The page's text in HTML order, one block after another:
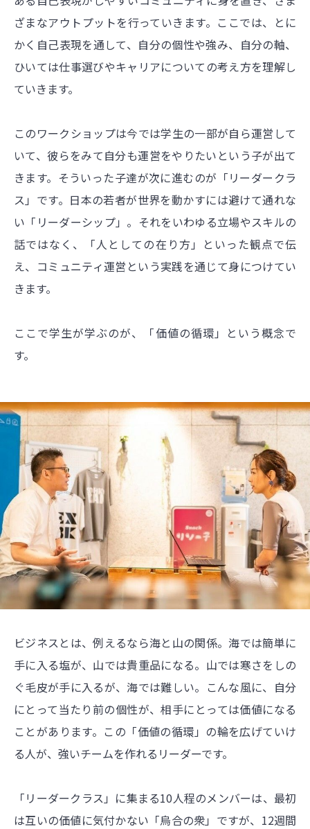
ざまなアウトプットを行っていきます。ここでは、とに
かく自己表現を通して、自分の個性や強み、自分の軸、
ひいては仕事選びやキャリアについての考え方を理解し
ていきます。
このワークショップは今では学生の一部が自ら運営して
いて、彼らをみて自分も運営をやりたいという子が出て
きます。そういった子達が次に進むのが「リーダークラ
ス」です。日本の若者が世界を動かすには避けて通れな
い「リーダーシップ」。それをいわゆる立場やスキルの
話ではなく、「人としての在り方」といった観点で伝
え、コミュニティ運営という実践を通じて身につけてい
きます。
ここで学生が学ぶのが、「価値の循環」という概念で
す。
ビジネスとは、例えるなら海と山の関係。海では簡単に
手に入る塩が、山では貴重品になる。山では寒さをしの
ぐ毛皮が手に入るが、海では難しい。こんな風に、自分
にとって当たり前の個性が、相手にとっては価値になる
ことがあります。この「価値の循環」の輪を広げていけ
る人が、強いチームを作れるリーダーです。
「リーダークラス」に集まる10人程のメンバーは、最初
は互いの価値に気付かない「烏合の衆」ですが、12週間